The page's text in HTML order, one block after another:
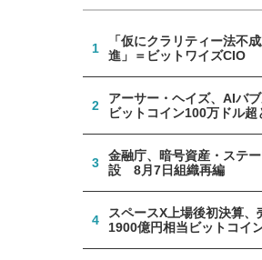
1
「仮にクラリティー法不
進」＝ビットワイズCIO
2
アーサー・ヘイズ、AIバ
ビットコイン100万ドル超
3
金融庁、暗号資産・ステ
設 8月7日組織再編
4
スペースX上場後初決算
1900億円相当ビットコイ